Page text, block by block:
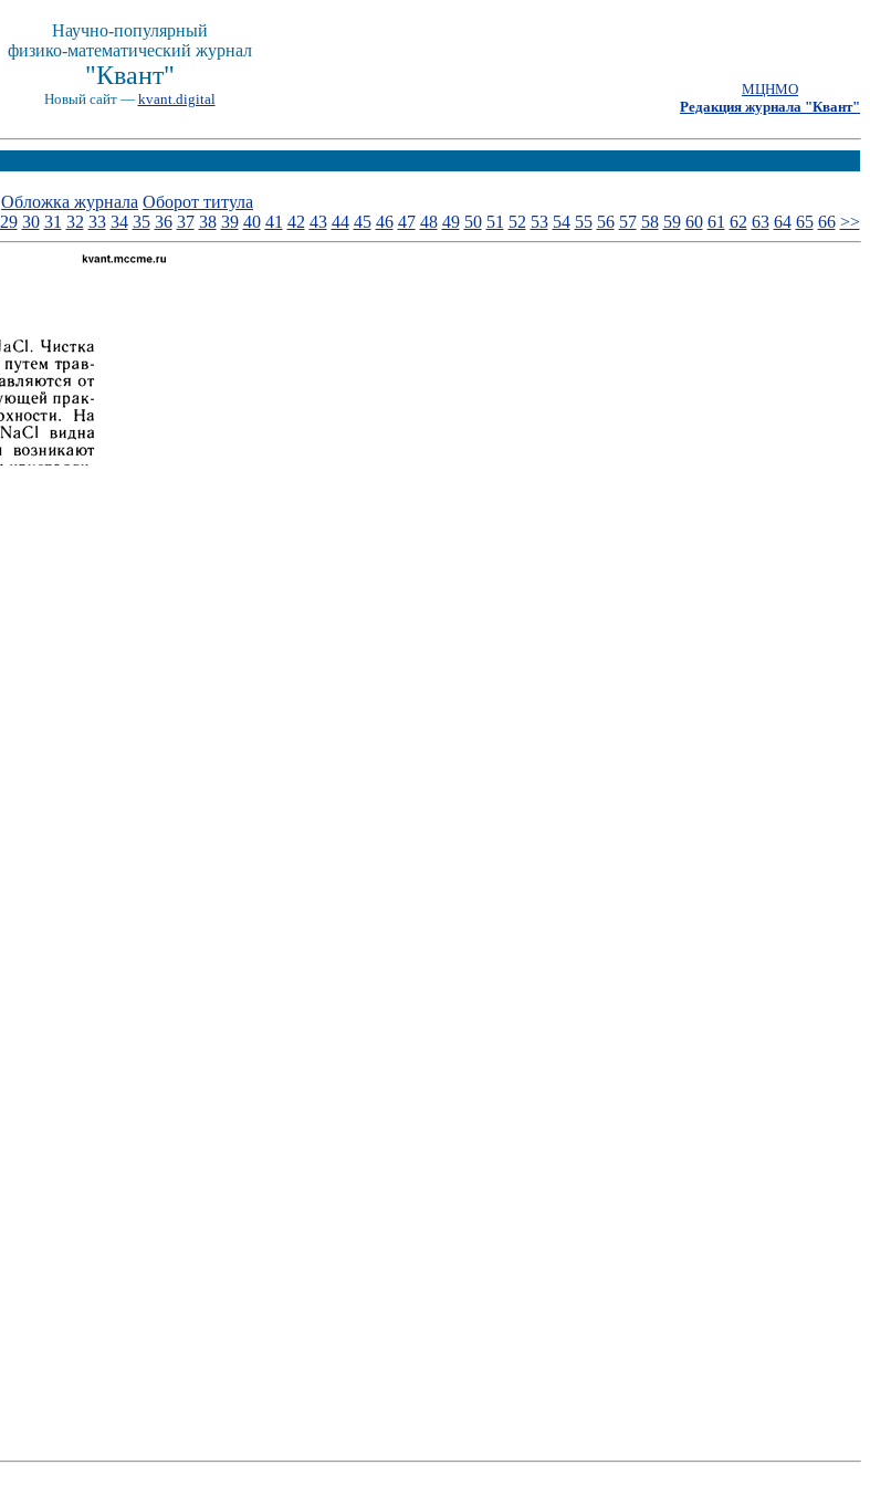
Научно-популярный
физико-математический журнал
"Квант"
Новый сайт — kvant.digital
МЦНМО
Редакция журнала "Квант"
Обложка журнала Оборот титула
29 30 31 32 33 34 35 36 37 38 39 40 41 42 43 44 45 46 47 48 49 50 51 52 53 54 55 56 57 58 59 60 61 62 63 64 65 66 >>